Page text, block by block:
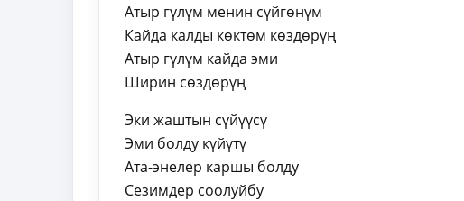
Атыр гүлүм менин сүйгөнүм
Кайда калды көктөм көздөрүң
Атыр гүлүм кайда эми
Ширин сөздөрүң
Эки жаштын сүйүүсү
Эми болду күйүтү
Ата-энелер каршы болду
Сезимдер соолуйбу